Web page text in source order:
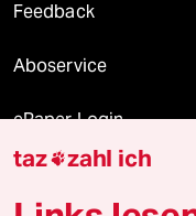
Feedback
Aboservice
ePaper Login
Downloads für
taz zahl ich